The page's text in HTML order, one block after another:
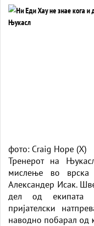
фото: Craig Hope (X)
Тренерот на
мислење во врска
Александер Исак.
дел од екипата
пријателски
наводно побарал од